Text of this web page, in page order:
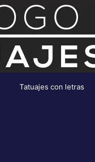
Tatuajes con letras